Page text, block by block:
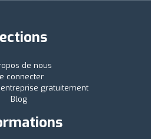
de nous
connecter
gratuitement
Blog